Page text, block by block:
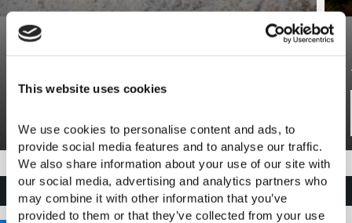
This website uses cookies
We use cookies to personalise content and ads, to
provide social media features and to analyse our traffic.
We also share information about your use of our site with
our social media, advertising and analytics partners who
may combine it with other information that you’ve
provided to them or that they’ve collected from your use
Schutzgebiete Europas: der National Marine Park of
Zakynthos. Er bietet der Caretta-Caretta-
Meeresschildkröte einen geschützten Lebensraum
und bewahrt ein empfindliches marines Ökosystem im
natürlichen Gleichgewicht.
MEHR ENTDECKEN